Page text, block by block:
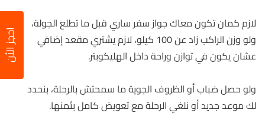
احجز الأن
لازم كمان تكون معاك جواز سفر ساري قبل ما تطلع الجولة،
ولو وزن الراكب زاد عن 100 كيلو، لازم يشتري مقعد إضافي
عشان يكون في توازن وراحة داخل الهليكوبتر.
ولو حصل ضباب أو الظروف الجوية ما سمحتش بالرحلة، بنحدد
لك موعد جديد أو نلغي الرحلة مع تعويض كامل بثمنها.